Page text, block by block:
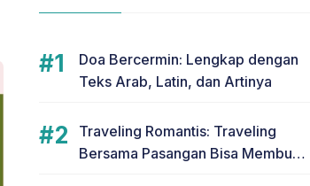
Doa Bercermin: Lengkap dengan
Teks Arab, Latin, dan Artinya
Traveling Romantis: Traveling
Bersama Pasangan Bisa Membuat